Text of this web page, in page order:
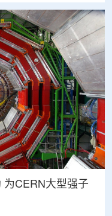
为CERN大型强子